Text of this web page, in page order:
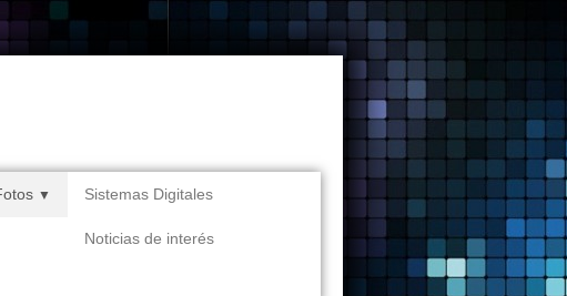
▼ Sistemas Digitales
Noticias de interés